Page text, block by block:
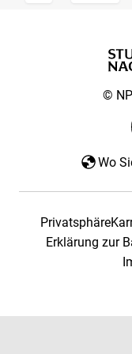
©
Wo
Privatsphäre
Erklärung zur